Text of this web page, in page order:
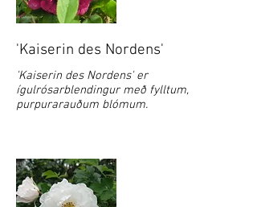
'Kaiserin des Nordens'
'Kaiserin des Nordens' er
ígulrósarblendingur með fylltum,
purpurarauðum blómum.